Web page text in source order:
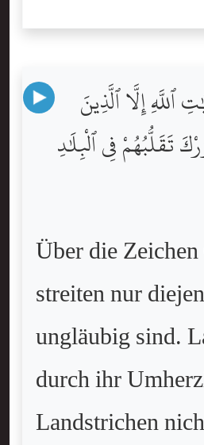
إِلَّا ٱلَّذِينَ
تَقَلُّبُهُمْ فِى ٱلْبِلَٰدِ
Über die
streiten nur
ungläubig sind.
durch ihr
Landstrichen